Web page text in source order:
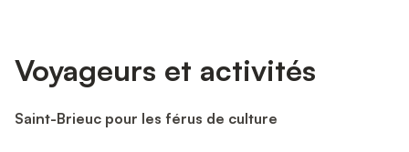
Voyageurs et activités
Saint-Brieuc pour les férus de culture